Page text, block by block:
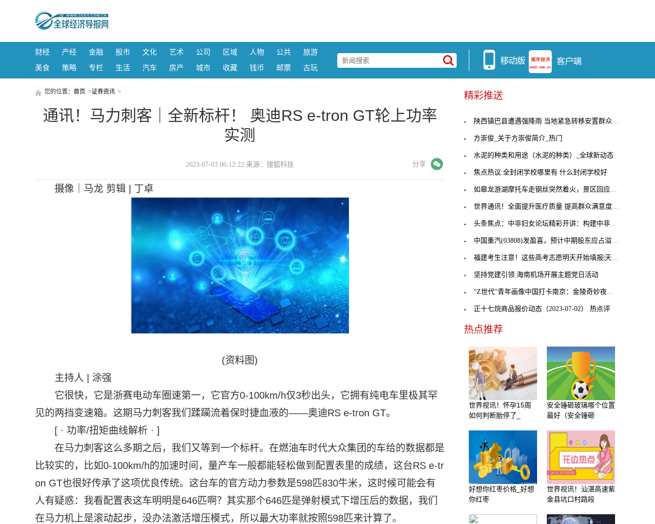
财经 产经 金融 股市 文化 艺术 公司 区域 人物 公共
旅游
美食
策略 专栏 生活 汽车 房产 城市 收藏 钱币 邮票 古玩
您的位置： 首页 >证券资讯 >
通讯！马力刺客｜全新标杆！ 奥迪RS e-tron GT轮上功率
实测
2023-07-03 06:12:22 来源：搜狐科技 分享
摄像｜马龙 剪辑 | 丁卓
(资料图)
主持人 | 涂强
它很快，它是浙赛电动车圈速第一，它官方0-100km/h仅3秒出头，它拥有纯电车里极其罕
见的两挡变速箱。这期马力刺客我们蹂躏流着保时捷血液的——奥迪RS e-tron GT。
[ · 功率/扭矩曲线解析 · ]
在马力刺客这么多期之后，我们又等到一个标杆。在燃油车时代大众集团的车给的数据都是
比较实的，比如0-100km/h的加速时间，量产车一般都能轻松做到配置表里的成绩，这台RS e-tr
on GT也很好传承了这项优良传统。这台车的官方动力参数是598匹830牛米，这时候可能会有
人有疑惑：我看配置表这车明明是646匹啊？其实那个646匹是弹射模式下增压后的数据，我们
在马力机上是滚动起步，没办法激活增压模式，所以最大功率就按照598匹来计算了。
精彩推送
陕西镇巴县遭遇强降雨 当地紧急转移安置群众4533人
方崇俊_关于方崇俊简介_热门
水泥的种类和用途（水泥的种类）_全球新动态
焦点热议:全封闭学校哪里有 什么封闭学校好
如皋龙游湖摩托车走钢丝突然着火，景区回应：项目已
世界通讯！全面提升医疗质量 提高群众满意度（政策
头条焦点：中非妇女论坛精彩开讲：构建中非命运共同
中国重汽(03808)发盈喜，预计中期股东应占溢利同比
福建考生注意！这些高考志愿明天开始填报|天天快讯
坚持党建引领 海南机场开展主题党日活动
“Z世代”青年画像中国打卡南京：金陵奇妙夜夜夜…
正十七烷商品报价动态（2023-07-02） 热点评
热点推荐
世界视讯！怀孕15周
如何判断胎停了_
安全锤砸玻璃哪个位置
最好（安全锤砸
好想你红枣价格_好想
你红枣
世界视讯！汕湛高速紫
金县坑口村路段